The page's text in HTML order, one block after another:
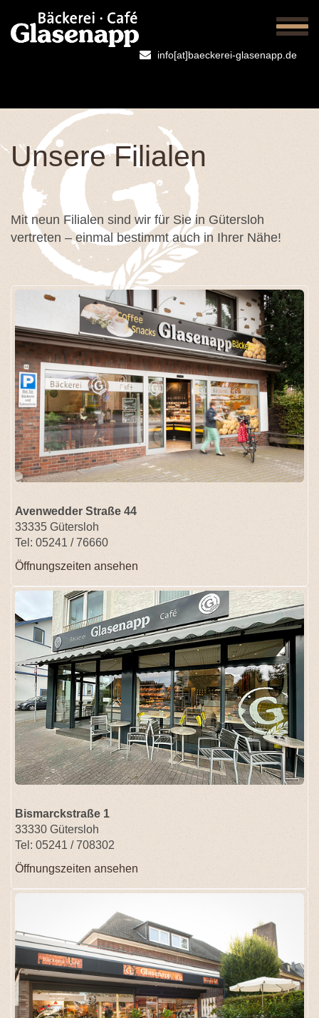
info[at]baeckerei-glasenapp.de
Unsere Filialen
Mit neun Filialen sind wir für Sie in Gütersloh
vertreten – einmal bestimmt auch in Ihrer Nähe!
Avenwedder Straße 44
33335 Gütersloh
Tel: 05241 / 76660
Öffnungszeiten ansehen
Bismarckstraße 1
33330 Gütersloh
Tel: 05241 / 708302
Öffnungszeiten ansehen